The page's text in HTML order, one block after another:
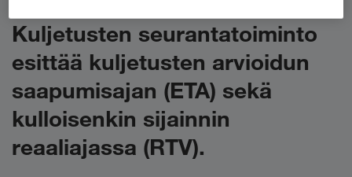
Kuljetusten seurantatoiminto
esittää kuljetusten arvioidun
saapumisajan (ETA) sekä
kulloisenkin sijainnin
reaaliajassa (RTV).